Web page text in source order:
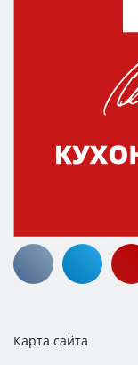
Карта сайта